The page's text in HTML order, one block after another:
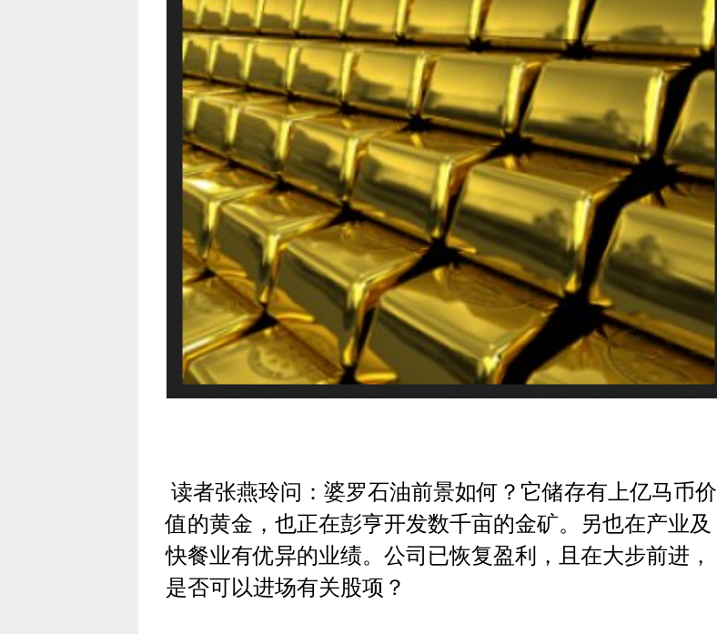
读者张燕玲问：婆罗石油前景如何？它储存有上亿马币价
值的黄金，也正在彭亨开发数千亩的金矿。另也在产业及
快餐业有优异的业绩。公司已恢复盈利，且在大步前进，
是否可以进场有关股项？